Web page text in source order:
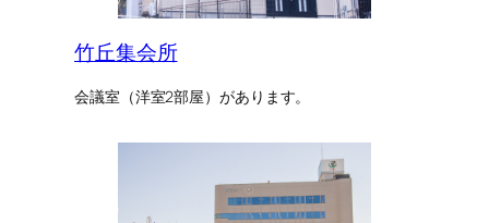
竹丘集会所
会議室（洋室2部屋）があります。